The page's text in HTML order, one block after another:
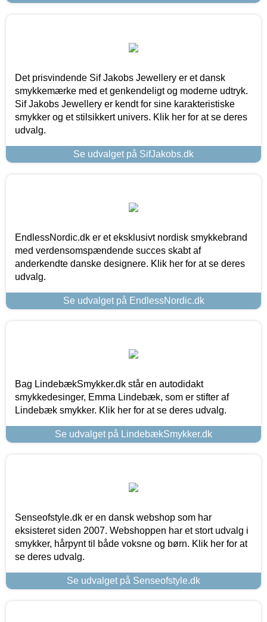
Det prisvindende Sif Jakobs Jewellery er et dansk
smykkemærke med et genkendeligt og moderne udtryk.
Sif Jakobs Jewellery er kendt for sine karakteristiske
smykker og et stilsikkert univers. Klik her for at se deres
udvalg.
Se udvalget på SifJakobs.dk
EndlessNordic.dk er et eksklusivt nordisk smykkebrand
med verdensomspændende succes skabt af
anderkendte danske designere. Klik her for at se deres
udvalg.
Se udvalget på EndlessNordic.dk
Bag LindebækSmykker.dk står en autodidakt
smykkedesinger, Emma Lindebæk, som er stifter af
Lindebæk smykker. Klik her for at se deres udvalg.
Se udvalget på LindebækSmykker.dk
Senseofstyle.dk er en dansk webshop som har
eksisteret siden 2007. Webshoppen har et stort udvalg i
smykker, hårpynt til både voksne og børn. Klik her for at
se deres udvalg.
Se udvalget på Senseofstyle.dk